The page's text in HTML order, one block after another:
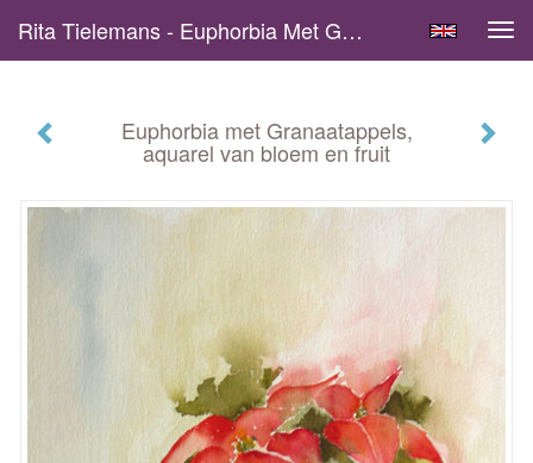
Rita Tielemans - Euphorbia Met Granaatappels, Aquarel Van Bloem En Fruit
Euphorbia met Granaatappels,
aquarel van bloem en fruit